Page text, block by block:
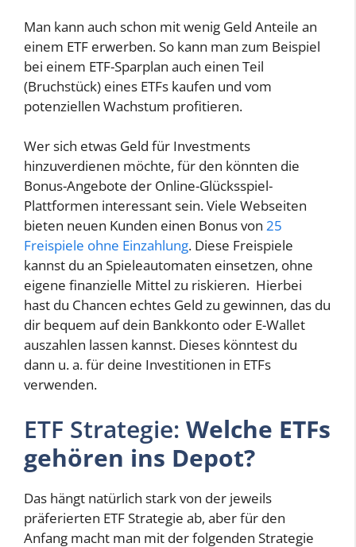
Man kann auch schon mit wenig Geld Anteile an
einem ETF erwerben. So kann man zum Beispiel
bei einem ETF-Sparplan auch einen Teil
(Bruchstück) eines ETFs kaufen und vom
potenziellen Wachstum profitieren.
Wer sich etwas Geld für Investments
hinzuverdienen möchte, für den könnten die
Bonus-Angebote der Online-Glücksspiel-
Plattformen interessant sein. Viele Webseiten
bieten neuen Kunden einen Bonus von 25
Freispiele ohne Einzahlung. Diese Freispiele
kannst du an Spieleautomaten einsetzen, ohne
eigene finanzielle Mittel zu riskieren. Hierbei
hast du Chancen echtes Geld zu gewinnen, das du
dir bequem auf dein Bankkonto oder E-Wallet
auszahlen lassen kannst. Dieses könntest du
dann u. a. für deine Investitionen in ETFs
verwenden.
ETF Strategie: Welche ETFs
gehören ins Depot?
Das hängt natürlich stark von der jeweils
präferierten ETF Strategie ab, aber für den
Anfang macht man mit der folgenden Strategie